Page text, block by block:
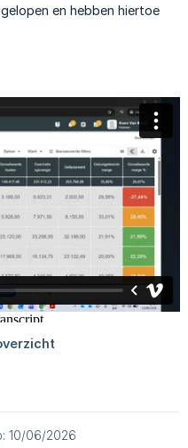
en hebben hiertoe
10/06/2026